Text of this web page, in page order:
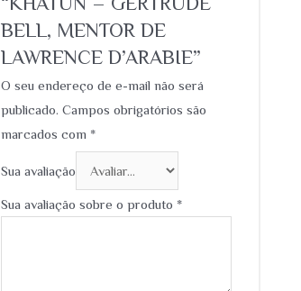
BELL, MENTOR DE
LAWRENCE D’ARABIE”
O seu endereço de e-mail não será
publicado. Campos obrigatórios são
marcados com *
Sua avaliação
Sua avaliação sobre o produto *